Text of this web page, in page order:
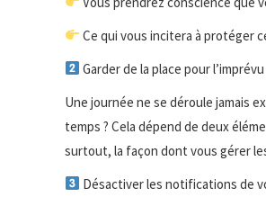
Ce qui vous incitera à protéger
Garder de la place pour l’imprévu
Une journée ne se déroule jamais
temps ? Cela dépend de deux
surtout, la façon dont vous gérer
Désactiver les notifications de